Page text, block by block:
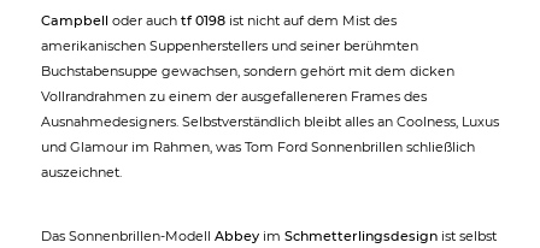
Campbell oder auch tf 0198 ist nicht auf dem Mist des
amerikanischen Suppenherstellers und seiner berühmten
Buchstabensuppe gewachsen, sondern gehört mit dem dicken
Vollrandrahmen zu einem der ausgefalleneren Frames des
Ausnahmedesigners. Selbstverständlich bleibt alles an Coolness, Luxus
und Glamour im Rahmen, was Tom Ford Sonnenbrillen schließlich
auszeichnet.
Das Sonnenbrillen-Modell Abbey im Schmetterlingsdesign ist selbst